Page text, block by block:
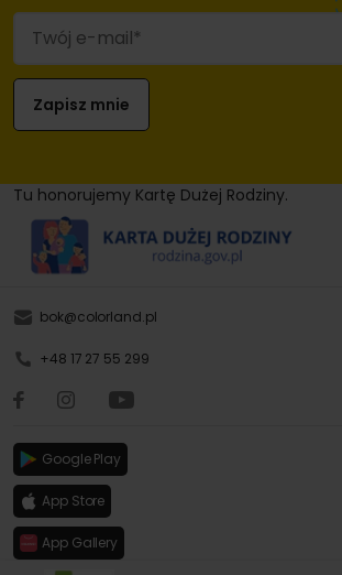
Tu honorujemy Kartę Dużej Rodziny.
bok@colorland.pl
+48 17 27 55 299
Google Play
App Store
App Gallery